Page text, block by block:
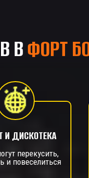
перекусить,
и повеселиться
И ДИСКОТЕКА
ВФОРТ